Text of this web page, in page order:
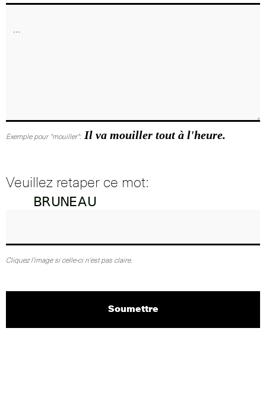
Exemple pour "mouiller": Il va mouiller tout à l'heure.
Veuillez retaper ce mot:
Cliquez l'image si celle-ci n'est pas claire.
Soumettre